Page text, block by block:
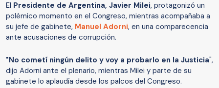
El Presidente de Argentina, Javier Milei, protagonizó un
polémico momento en el Congreso, mientras acompañaba a
su jefe de gabinete, Manuel Adorni, en una comparecencia
ante acusaciones de corrupción.
"No cometí ningún delito y voy a probarlo en la Justicia",
dijo Adorni ante el plenario, mientras Milei y parte de su
gabinete lo aplaudía desde los palcos del Congreso.